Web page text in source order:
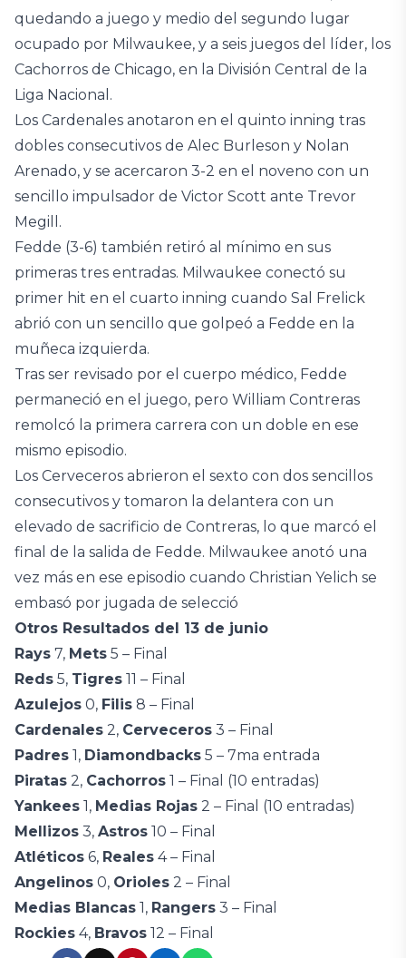
quedando a juego y medio del segundo lugar
ocupado por Milwaukee, y a seis juegos del líder, los
Cachorros de Chicago, en la División Central de la
Liga Nacional.
Los Cardenales anotaron en el quinto inning tras
dobles consecutivos de Alec Burleson y Nolan
Arenado, y se acercaron 3-2 en el noveno con un
sencillo impulsador de Victor Scott ante Trevor
Megill.
Fedde (3-6) también retiró al mínimo en sus
primeras tres entradas. Milwaukee conectó su
primer hit en el cuarto inning cuando Sal Frelick
abrió con un sencillo que golpeó a Fedde en la
muñeca izquierda.
Tras ser revisado por el cuerpo médico, Fedde
permaneció en el juego, pero William Contreras
remolcó la primera carrera con un doble en ese
mismo episodio.
Los Cerveceros abrieron el sexto con dos sencillos
consecutivos y tomaron la delantera con un
elevado de sacrificio de Contreras, lo que marcó el
final de la salida de Fedde. Milwaukee anotó una
vez más en ese episodio cuando Christian Yelich se
embasó por jugada de selecció
Otros Resultados del 13 de junio
Rays 7, Mets 5 – Final
Reds 5, Tigres 11 – Final
Azulejos 0, Filis 8 – Final
Cardenales 2, Cerveceros 3 – Final
Padres 1, Diamondbacks 5 – 7ma entrada
Piratas 2, Cachorros 1 – Final (10 entradas)
Yankees 1, Medias Rojas 2 – Final (10 entradas)
Mellizos 3, Astros 10 – Final
Atléticos 6, Reales 4 – Final
Angelinos 0, Orioles 2 – Final
Medias Blancas 1, Rangers 3 – Final
Rockies 4, Bravos 12 – Final